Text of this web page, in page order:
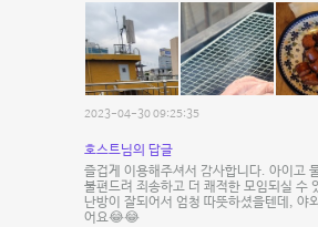
2023-04-30 09:25:35
호스트님의 답글
즐겁게 이용해주셔서 감사합니다. 아이고
불편드려 죄송하고 더 쾌적한 모임되실 수
난방이 잘되어서 엄청 따뜻하셨을텐데, 야
어요😂😂